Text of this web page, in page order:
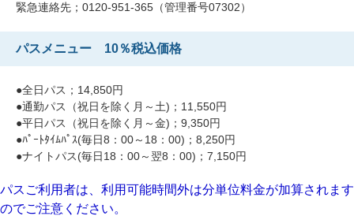
緊急連絡先；0120-951-365（管理番号07302）
パスメニュー 10％税込価格
●全日パス；14,850円
●通勤パス（祝日を除く月～土)；11,550円
●平日パス（祝日を除く月～金)；9,350円
●ﾊﾟｰﾄﾀｲﾑﾊﾟｽ(毎日8：00～18：00)；8,250円
●ナイトパス(毎日18：00～翌8：00)；7,150円
パスご利用者は、利用可能時間外は分単位料金が加算されます
のでご注意ください。